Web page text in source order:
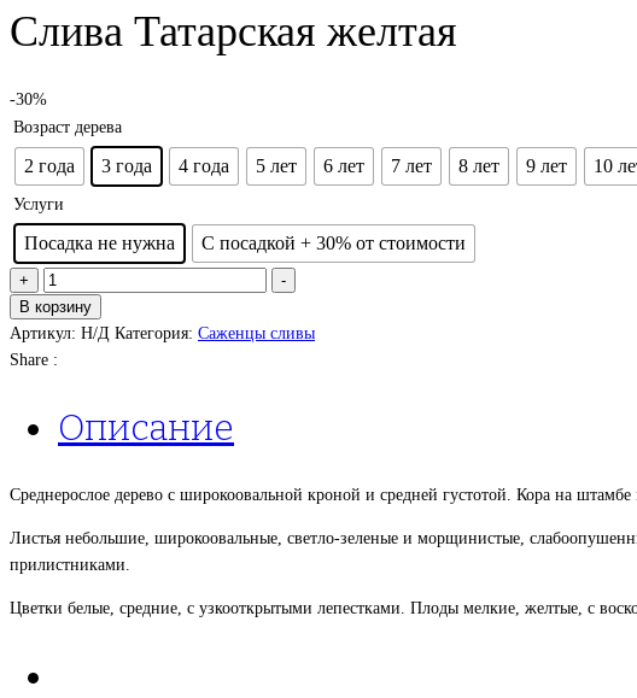
Слива Татарская желтая
-30%
Возраст дерева
2 года 3 года 4 года 5 лет 6 лет 7 лет 8 лет 9 лет 10
Услуги
Посадка не нужна С посадкой + 30% от стоимости
+
Количество
товара
Слива
Татарская
-
В корзину
Артикул: Н/Д Категория: Саженцы сливы
Share :
Описание
Среднерослое дерево с широкоовальной кроной и средней густотой. Кора на
Листья небольшие, широкоовальные, светло-зеленые и морщинистые,
прилистниками.
Цветки белые, средние, с узкооткрытыми лепестками. Плоды мелкие, желтые, с